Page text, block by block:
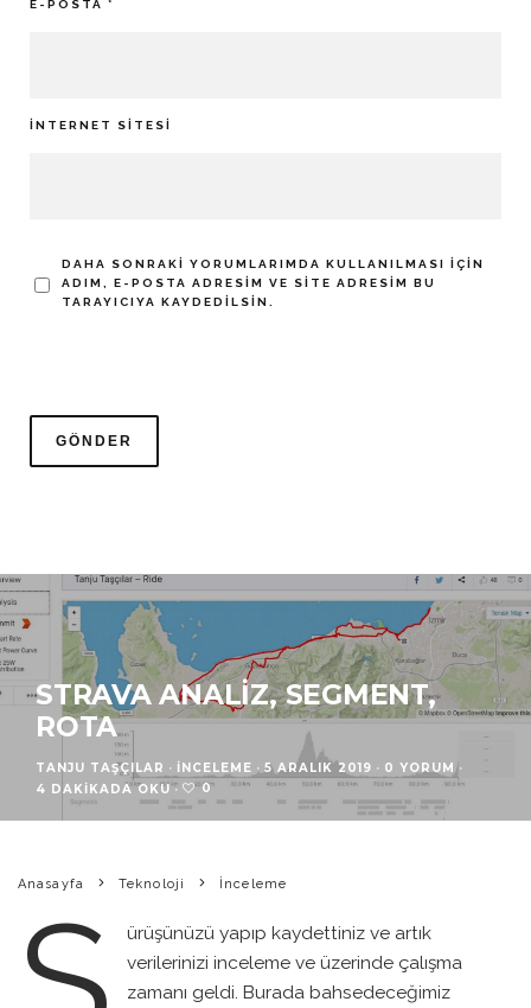
E-POSTA *
İNTERNET SITESI
DAHA SONRAKI YORUMLARIMDA KULLANILMASI IÇIN
ADIM, E-POSTA ADRESIM VE SITE ADRESIM BU
TARAYICIYA KAYDEDILSIN.
STRAVA ANALIZ, SEGMENT,
ROTA
TANJU TAŞÇILAR · İNCELEME · 5 ARALIK 2019 · 0 YORUM ·
4 DAKIKADA OKU · 0
Anasayfa Teknoloji İnceleme
ürüşünüzü yapıp kaydettiniz ve artık
verilerinizi inceleme ve üzerinde çalışma
zamanı geldi. Burada bahsedeceğimiz